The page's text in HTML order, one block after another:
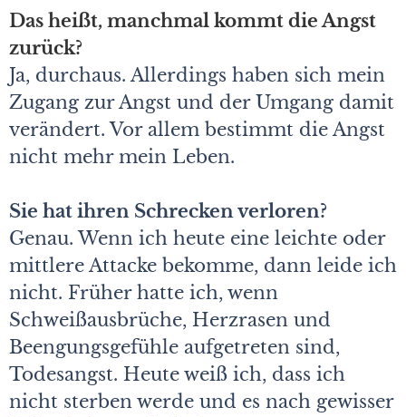
Das heißt, manchmal kommt die Angst
zurück?
Ja, durchaus. Allerdings haben sich mein
Zugang zur Angst und der Umgang damit
verändert. Vor allem bestimmt die Angst
nicht mehr mein Leben.
Sie hat ihren Schrecken verloren?
Genau. Wenn ich heute eine leichte oder
mittlere Attacke bekomme, dann leide ich
nicht. Früher hatte ich, wenn
Schweißausbrüche, Herzrasen und
Beengungsgefühle aufgetreten sind,
Todesangst. Heute weiß ich, dass ich
nicht sterben werde und es nach gewisser